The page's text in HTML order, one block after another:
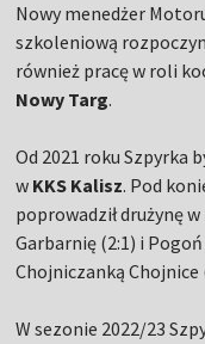
Nowy menedżer
szkoleniową
również pracę w roli
Nowy Targ.
Od 2021 roku Szpyrka
w KKS Kalisz. Pod
poprowadził drużynę
Garbarnię (2:1) i
Chojniczanką Chojnice
W sezonie 2022/23